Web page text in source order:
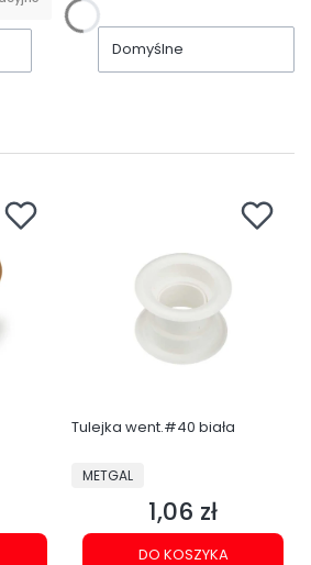
Domyślne
Tulejka went.#40 biała
PRODUCENT
METGAL
Cena
1,06 zł
DO KOSZYKA